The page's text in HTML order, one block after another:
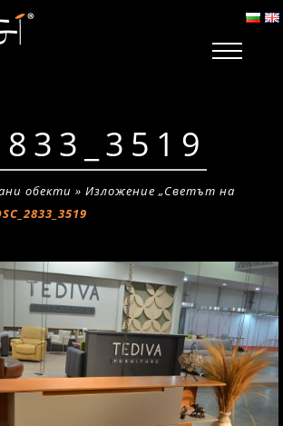
обекти »Изложение „Светът на